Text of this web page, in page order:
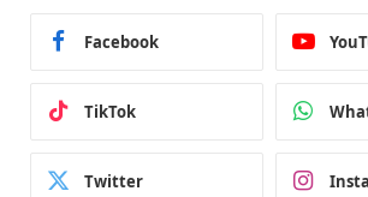
Facebook
TikTok
Twitter